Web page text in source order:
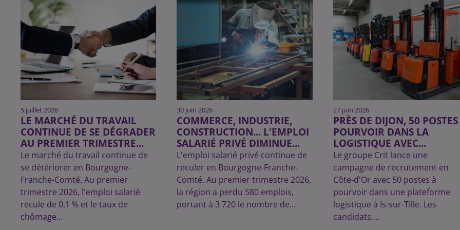
5 juillet 2026
LE MARCHÉ DU TRAVAIL
CONTINUE DE SE DÉGRADER
AU PREMIER TRIMESTRE...
Le marché du travail continue de
se détériorer en Bourgogne-
Franche-Comté. Au premier
trimestre 2026, l'emploi salarié
recule de 0,1 % et le taux de
chômage...
30 juin 2026
COMMERCE, INDUSTRIE,
CONSTRUCTION... L'EMPLOI
SALARIÉ PRIVÉ DIMINUE...
L'emploi salarié privé continue de
reculer en Bourgogne-Franche-
Comté. Au premier trimestre 2026,
la région a perdu 580 emplois,
portant à 3 720 le nombre de...
27 juin 2026
PRÈS DE DIJON, 50
POURVOIR DANS LA
LOGISTIQUE AVEC...
Le groupe Crit lance une
campagne de recrutement en
Côte-d'Or avec 50 postes à
pourvoir dans une plateforme
logistique à Is-sur-Tille. Les
candidats,...